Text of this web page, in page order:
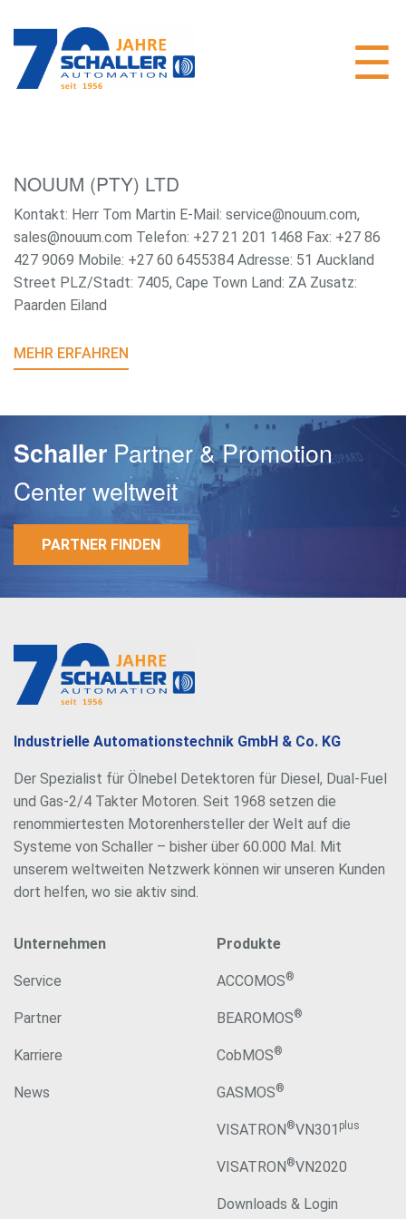
Passwort
NOUUM (PTY) LTD
Kontakt: Herr Tom Martin E-Mail: service@nouum.com,
sales@nouum.com Telefon: +27 21 201 1468 Fax: +27 86
427 9069 Mobile: +27 60 6455384 Adresse: 51 Auckland
Street PLZ/Stadt: 7405, Cape Town Land: ZA Zusatz:
Paarden Eiland
MEHR ERFAHREN
Schaller Partner & Promotion
Center weltweit
PARTNER FINDEN
Industrielle Automationstechnik GmbH & Co. KG
Der Spezialist für Ölnebel Detektoren für Diesel, Dual-Fuel
und Gas-2/4 Takter Motoren. Seit 1968 setzen die
renommiertesten Motorenhersteller der Welt auf die
Systeme von Schaller – bisher über 60.000 Mal. Mit
unserem weltweiten Netzwerk können wir unseren Kunden
dort helfen, wo sie aktiv sind.
Unternehmen
Service
Partner
Karriere
News
Produkte
ACCOMOS®
BEAROMOS®
CobMOS®
GASMOS®
VISATRON®VN301 plus
VISATRON®VN2020
Downloads & Login